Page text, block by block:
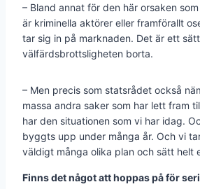
– Bland annat för den här orsaken
är kriminella aktörer eller framförallt
tar sig in på marknaden. Det är ett
välfärdsbrottsligheten borta.
– Men precis som statsrådet också
massa andra saker som har lett fram
har den situationen som vi har idag.
byggts upp under många år. Och vi
väldigt många olika plan och sätt helt
Finns det något att hoppas på för